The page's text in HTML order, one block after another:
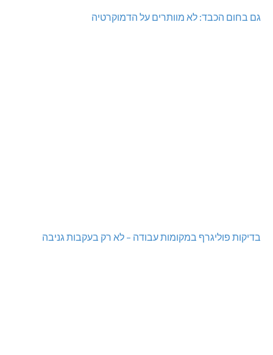
גם בחום הכבד: לא מוותרים על הדמוקרטיה
בדיקות פוליגרף במקומות עבודה – לא רק בעקבות גניבה